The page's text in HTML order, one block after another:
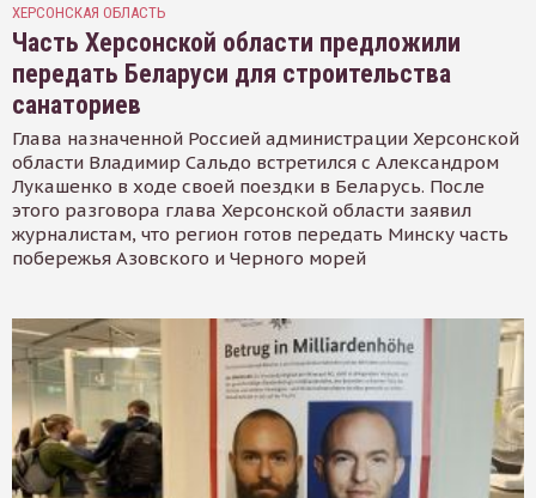
ХЕРСОНСКАЯ ОБЛАСТЬ
Часть Херсонской области предложили
передать Беларуси для строительства
санаториев
Глава назначенной Россией администрации Херсонской
области Владимир Сальдо встретился с Александром
Лукашенко в ходе своей поездки в Беларусь. После
этого разговора глава Херсонской области заявил
журналистам, что регион готов передать Минску часть
побережья Азовского и Черного морей